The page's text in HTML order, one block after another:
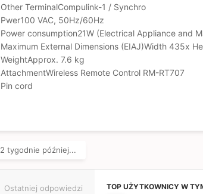
Other TerminalCompulink-1 / Synchro
Pwer100 VAC, 50Hz/60Hz
Power consumption21W (Electrical Appliance and
Maximum External Dimensions (EIAJ)Width 435x
WeightApprox. 7.6 kg
AttachmentWireless Remote Control RM-RT707
Pin cord
2 tygodnie później...
Ostatniej odpowiedzi TOP UŻYTKOWNICY W